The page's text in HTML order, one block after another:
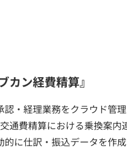
ン経費精算』
・経理業務をクラウド管
通費精算における乗換案内
に仕訳・振込データを作